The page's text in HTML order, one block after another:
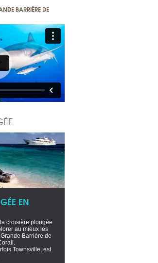
BARRIÈRE DE
EN
croisière plongée
au mieux les
Barrière de
Townsville, est